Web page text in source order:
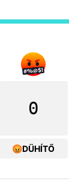
0
😡DÜHÍTŐ